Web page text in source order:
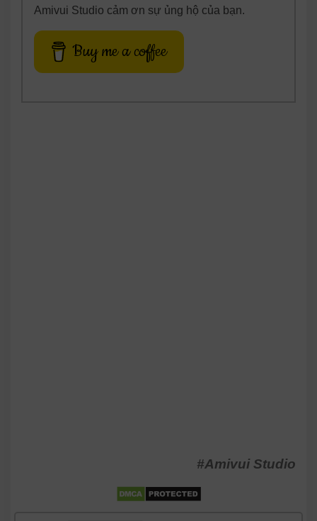
Amivui Studio cảm ơn sự ủng hộ của bạn.
Buy me a coffee
#Amivui Studio